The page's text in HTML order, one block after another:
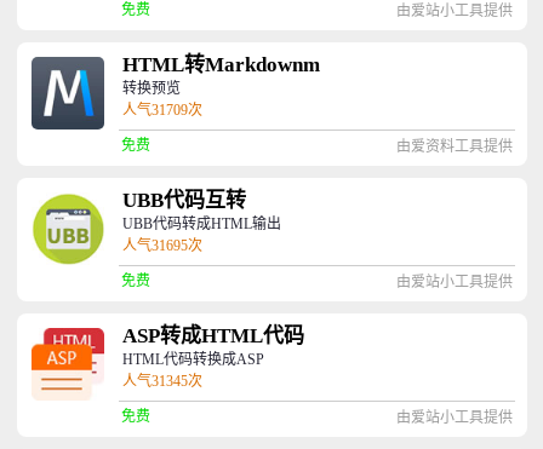
免费 由爱站小工具提供
HTML转Markdownm
转换预览
人气31709次
免费 由爱资料工具提供
UBB代码互转
UBB代码转成HTML输出
人气31695次
免费 由爱站小工具提供
ASP转成HTML代码
HTML代码转换成ASP
人气31345次
免费 由爱站小工具提供